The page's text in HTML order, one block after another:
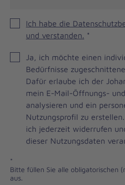
Ich habe die
und verstanden. *
Brevo
Newsletter
Checkbox
Ja, ich möchte einen
Bedürfnisse
Dafür erlaube ich der
mein E-Mail-Öffnungs-
analysieren und ein
Nutzungsprofil zu
ich jederzeit widerrufen
dieser Nutzungsdaten
*
Bitte füllen Sie alle obligatorischen
aus.